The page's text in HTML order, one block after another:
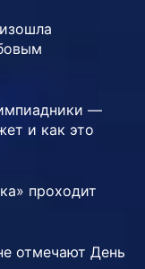
—
и как это
проходит
отмечают День